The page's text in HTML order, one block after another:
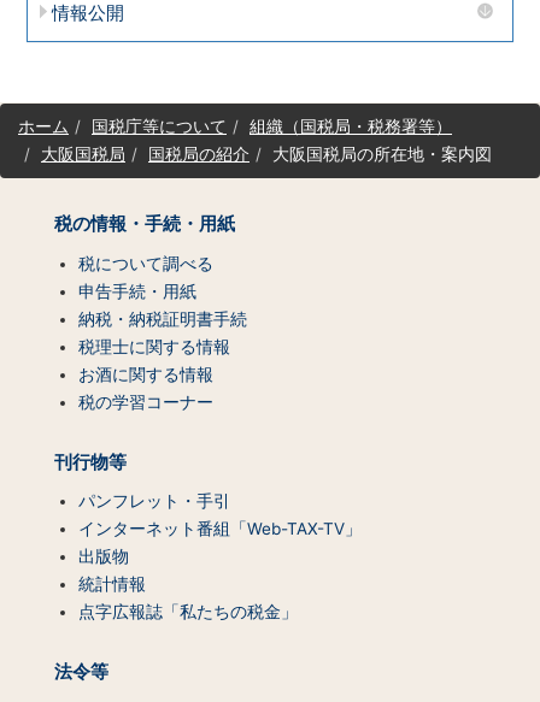
情報公開
サ
イホーム 国税庁等について
組織（国税局・税務署等）
大阪国税局
国税局の紹介 大阪国税局の所在地・案内図
税の情報・手続・用紙
税について調べる
申告手続・用紙
納税・納税証明書手続
税理士に関する情報
お酒に関する情報
税の学習コーナー
刊行物等
パンフレット・手引
インターネット番組「Web-TAX-TV」
出版物
統計情報
点字広報誌「私たちの税金」
法令等